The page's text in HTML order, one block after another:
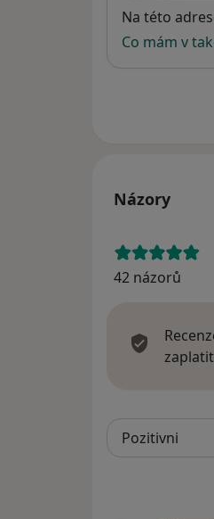
Dostupnost
Na této
Co mám v
Názory
42 názorů